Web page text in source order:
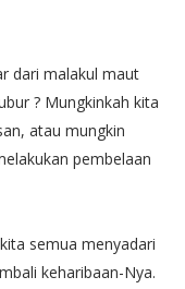
dari malakul maut
? Mungkinkah kita
atau mungkin
pembelaan
semua menyadari
keharibaan-Nya.